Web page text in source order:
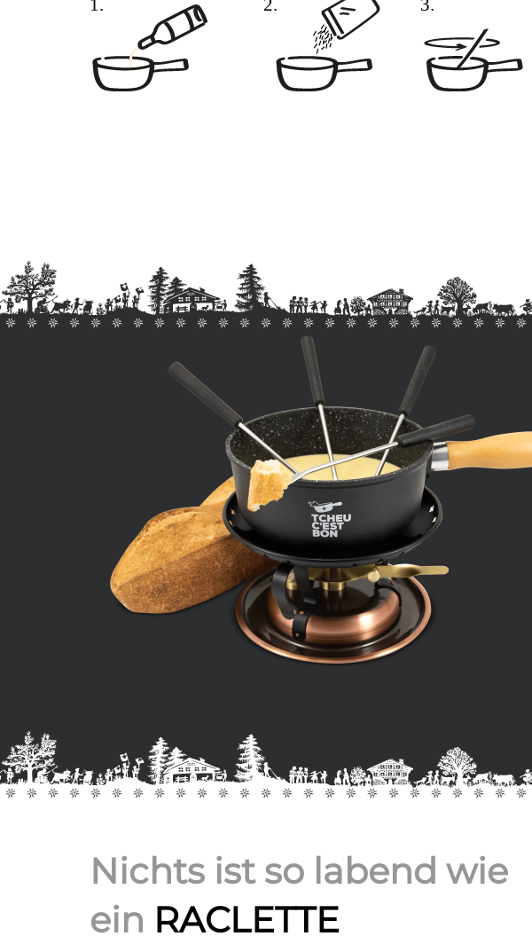
Nichts ist so labend wie
ein RACLETTE